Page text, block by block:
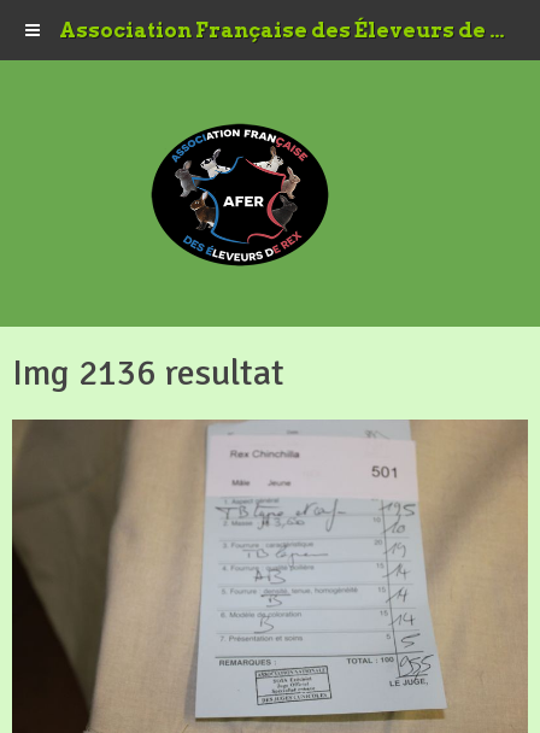
Association Française des Éleveurs de Rex
Img 2136 resultat